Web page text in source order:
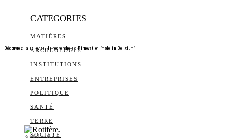
CATEGORIES
MATIÈRES
ARCHEOLOGIE
INSTITUTIONS
ENTREPRISES
POLITIQUE
SANTÉ
TERRE
SOCIÉTÉ
Découvrez la science, la recherche et l’innovation "made in Belgium"
Rotifère. © D.R.